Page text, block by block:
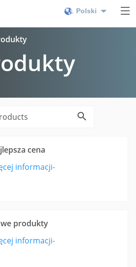
Polski
cena
informacji-
produkty
informacji-